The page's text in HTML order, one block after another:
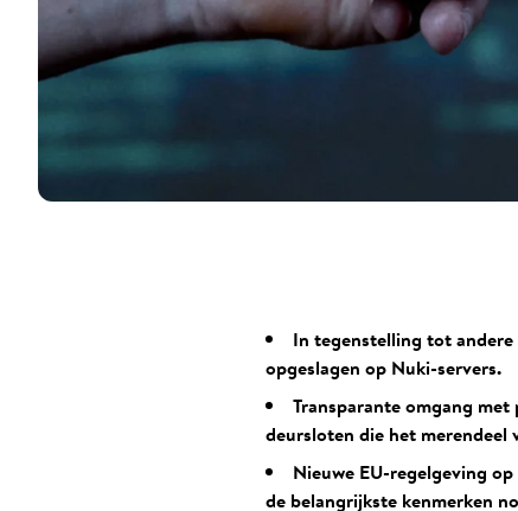
In tegenstelling tot
opgeslagen op Nuki-servers.
Transparante omgang
deursloten die het merendeel
Nieuwe EU-regelgeving
de belangrijkste kenmerken